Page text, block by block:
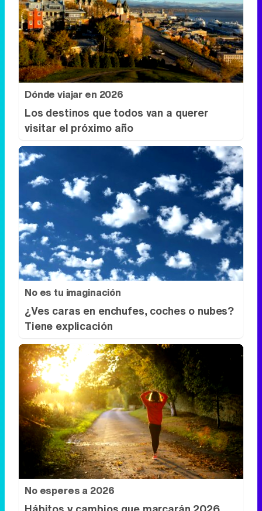
Dónde viajar en 2026
Los destinos que todos van a querer
visitar el próximo año
No es tu imaginación
¿Ves caras en enchufes, coches o nubes?
Tiene explicación
No esperes a 2026
Hábitos y cambios que marcarán 2026